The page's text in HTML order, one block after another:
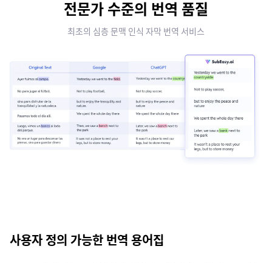
전문가 수준의 번역 품질
최초의 심층 문맥 인식 자막 번역 서비스
사용자 정의 가능한 번역 용어집